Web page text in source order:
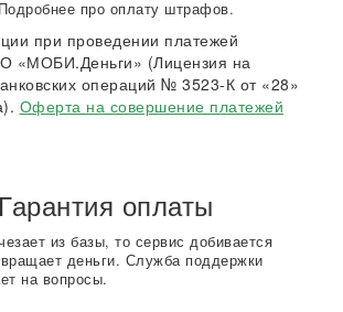
про оплату штрафов.
при проведении платежей
«МОБИ.Деньги» (Лицензия на
операций № 3523-К от «28»
Оферта на совершение платежей
Гарантия оплаты
из базы, то сервис добивается
деньги. Служба поддержки
на вопросы.